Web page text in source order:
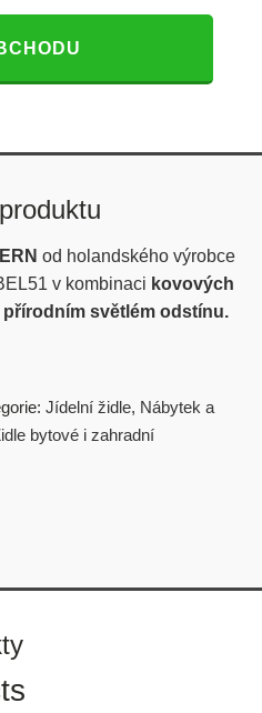
od holandského výrobce
v kombinaci kovových
světlém odstínu.
Jídelní židle, Nábytek a
bytové i zahradní